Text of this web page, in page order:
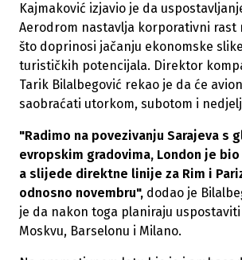
Kajmaković izjavio je da
Aerodrom nastavlja korporativni rast
što doprinosi jačanju ekonomske
turističkih potencijala. Direktor
Tarik Bilalbegović rekao je da će
saobraćati utorkom, subotom i
"Radimo na povezivanju Sarajeva s
evropskim gradovima, London je
a slijede direktne linije za Rim i
odnosno novembru", dodao je
je da nakon toga planiraju
Moskvu, Barselonu i Milano.